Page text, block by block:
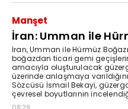
Manşet
İran: Umman ile
İran, Umman ile Hürmüz
boğazdan ticari gemi
amacıyla oluşturulacak
üzerinde anlaşmaya
Sözcüsü İsmail Bekayi,
çevresel boyutlarının